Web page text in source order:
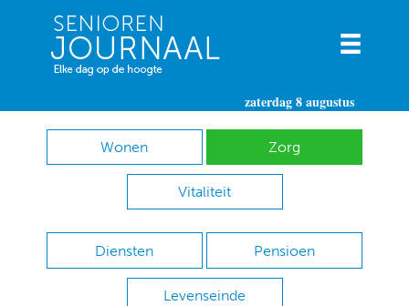
zaterdag 8 augustus
Wonen Zorg
Vitaliteit
Diensten Pensioen
Levenseinde